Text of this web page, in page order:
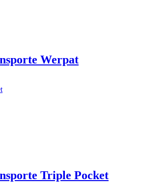
Werpat
Triple Pocket